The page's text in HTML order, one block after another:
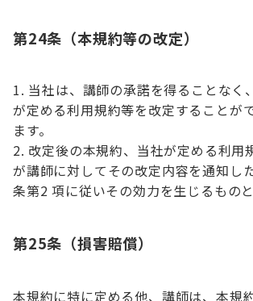
第24条（本規約等の改定）
当社は、講師の承諾を得ることなく
が定める利用規約等を改定することが
ます。
改定後の本規約、当社が定める利用
が講師に対してその改定内容を通知し
条第2 項に従いその効力を生じるものと
第25条（損害賠償）
本規約に特に定める他、講師は、本規